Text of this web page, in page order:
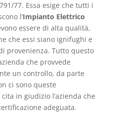
77. Essa esige che tutti i
l’Impianto Elettrico
essere di alta qualità,
che essi siano ignifughi e
provenienza. Tutto questo
che provvede
un controllo, da parte
ci sono queste
in giudizio l’azienda che
adeguata.